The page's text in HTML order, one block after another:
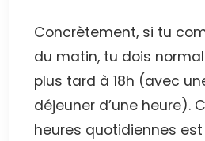
Concrètement, si tu
du matin, tu dois
plus tard à 18h (avec
déjeuner d’une heure).
heures quotidiennes